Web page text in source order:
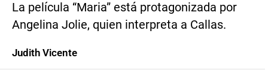
La película “Maria” está protagonizada por
Angelina Jolie, quien interpreta a Callas.
Judith Vicente